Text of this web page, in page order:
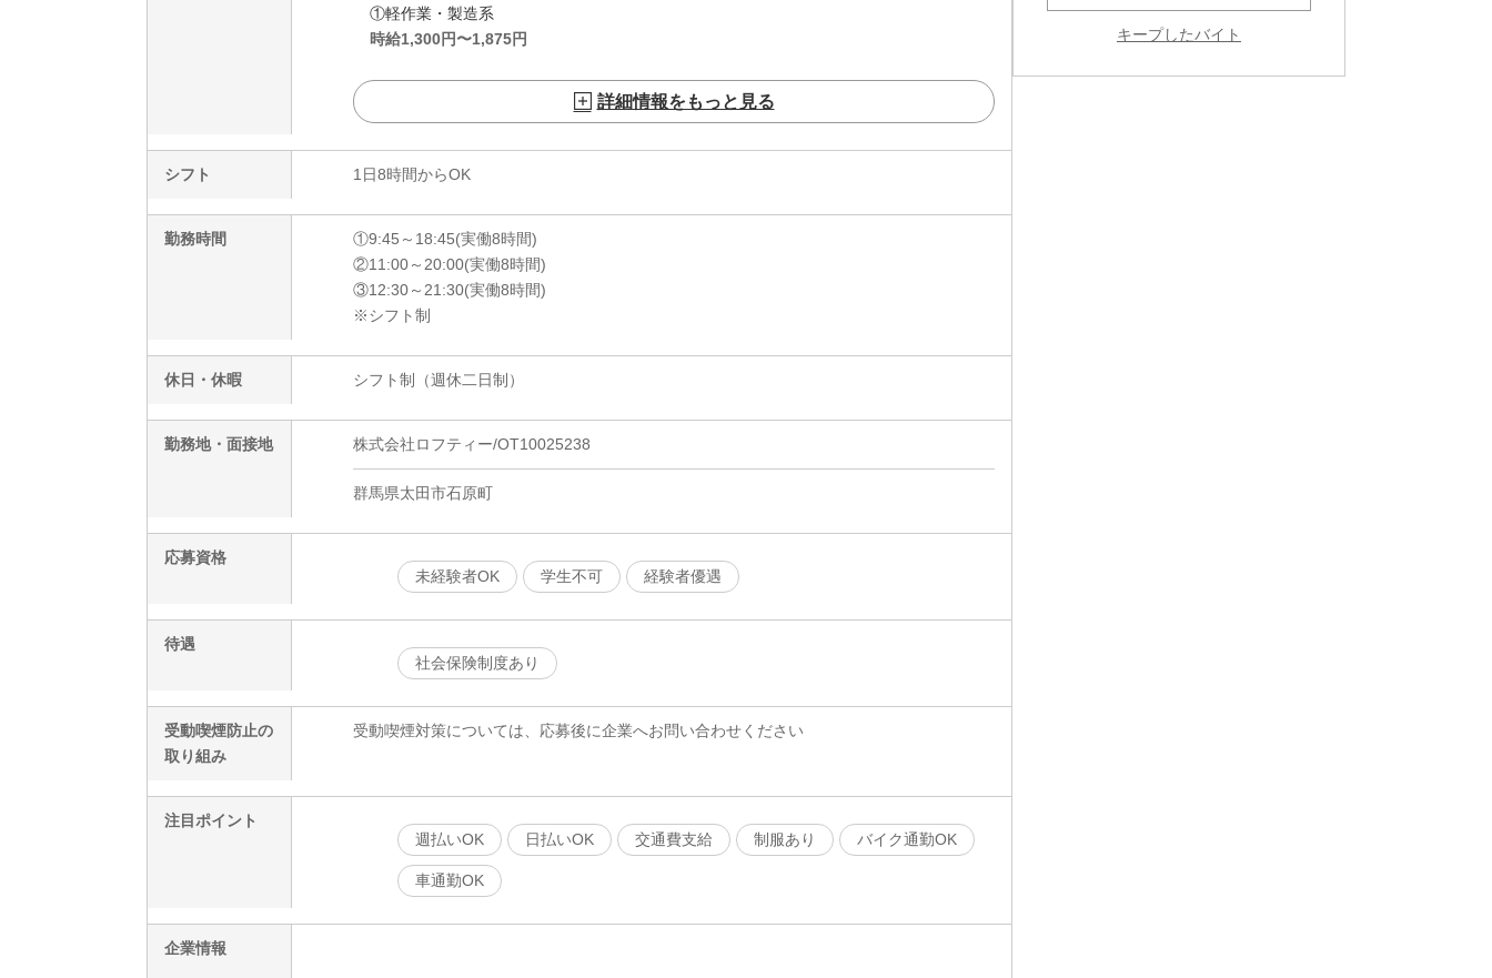
①軽作業・製造系
時給1,300円〜1,875円
詳細情報をもっと見る
シフト 1日8時間からOK
勤務時間
①9:45～18:45(実働8時間)
②11:00～20:00(実働8時間)
③12:30～21:30(実働8時間)
※シフト制
休日・休暇 シフト制（週休二日制）
勤務地・面接地 株式会社ロフティー/OT10025238
群馬県太田市石原町
応募資格
未経験者OK
学生不可 経験者優遇
待遇
社会保険制度あり
受動喫煙防止の
取り組み
受動喫煙対策については、応募後に企業へお問い合わせください
注目ポイント
週払いOK
日払いOK 交通費支給 制服あり バイク通勤OK
車通勤OK
企業情報
キープしたバイト